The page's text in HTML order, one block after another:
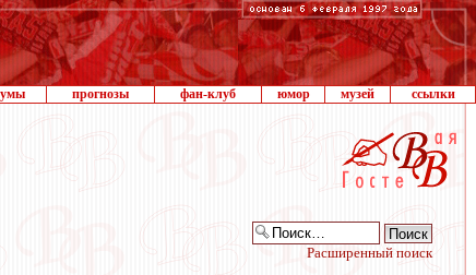
прогнозы фан-клуб юмор музей ссылки
Расширенный поиск